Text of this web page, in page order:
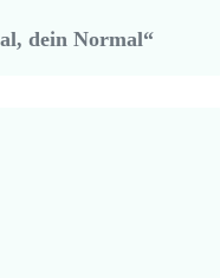
dein Normal“